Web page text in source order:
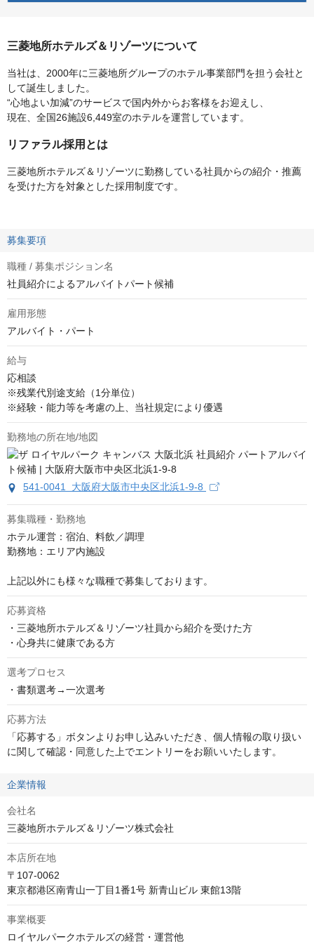
三菱地所ホテルズ＆リゾーツについて
当社は、2000年に三菱地所グループのホテル事業部門を担う会社と
して誕生しました。
“心地よい加減”のサービスで国内外からお客様をお迎えし、
現在、全国26施設6,449室のホテルを運営しています。
リファラル採用とは
三菱地所ホテルズ＆リゾーツに勤務している社員からの紹介・推薦
を受けた方を対象とした採用制度です。
募集要項
職種 / 募集ポジション名
社員紹介によるアルバイトパート候補
雇用形態
アルバイト・パート
給与
応相談
※残業代別途支給（1分単位）
※経験・能力等を考慮の上、当社規定により優遇
勤務地の所在地/地図
541-0041 大阪府大阪市中央区北浜1-9-8
募集職種・勤務地
ホテル運営：宿泊、料飲／調理
勤務地：エリア内施設
上記以外にも様々な職種で募集しております。
応募資格
・三菱地所ホテルズ＆リゾーツ社員から紹介を受けた方
・心身共に健康である方
選考プロセス
・書類選考→一次選考
応募方法
「応募する」ボタンよりお申し込みいただき、個人情報の取り扱い
に関して確認・同意した上でエントリーをお願いいたします。
企業情報
会社名
三菱地所ホテルズ＆リゾーツ株式会社
本店所在地
〒107-0062
東京都港区南青山一丁目1番1号 新青山ビル 東館13階
事業概要
ロイヤルパークホテルズの経営・運営他